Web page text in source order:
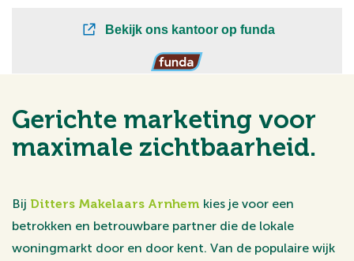
Gerichte marketing voor
maximale zichtbaarheid.
Bij Ditters Makelaars Arnhem kies je voor een
betrokken en betrouwbare partner die de lokale
woningmarkt door en door kent. Van de populaire wijk